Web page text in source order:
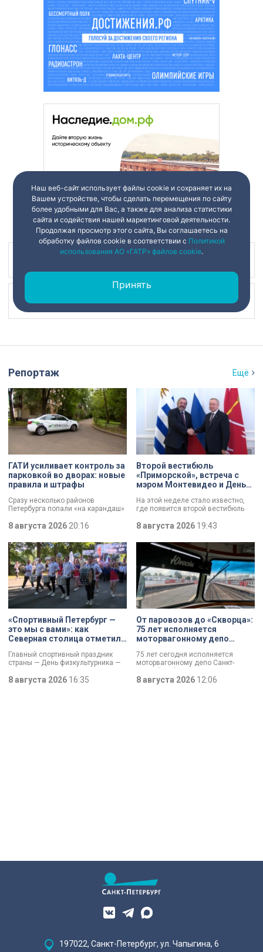
Наш канал в
Репортаж Ещё
ГАТИ усиливает контроль за
парковкой во дворах: новые
правила и штрафы
Сразу несколько районов
Петербурга попали «на карандаш»
парковкой во дворах. За два
Выборгскому району ведомство
вынесло больше 10 тысяч
постановлений.
8 августа 202620:16
Второй вестибюль
«Приморской», встреча с
мэром Монтевидео и День
недели губернатора
На этой неделе стало известно,
где появится второй вестибюль
Смольный выбрал место и
Новый вестибюль повысит
пропускную способность станции
и уровень комфорта горожан.
8 августа 2026 19:43
«Спортивный Петербург —
это мы с вами»: как
Северная столица отметила
Главный спортивный праздник
страны — День физкультурника —
причастных поздравил президент
8 августа 2026 16:35
От паровозов до «Скворца»:
75 лет исполняется
моторвагонному депо
Финляндский
75 лет сегодня исполняется
моторвагонному депо Санкт-
Появление этого объекта для
8 августа 2026 12:06
Наш веб-сайт использует файлы cookie и сохраняет их на
Вашем устройстве, чтобы сделать перемещения по сайту
более удобными для Вас, а также для анализа статистики
сайта и содействия нашей маркетинговой деятельности.
Продолжая просмотр этого сайта, Вы соглашаетесь на
обработку файлов cookie в соответствии с Политикой
использования АО «ГАТР» файлов cookie.
Принять
197022, Санкт-Петербург, ул. Чапыгина, 6